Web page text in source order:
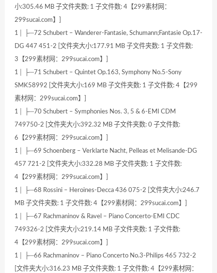
小:305.46 MB 子文件夹数: 1 子文件数: 4【299素材网：
299sucai.com】]
1│ ├─72 Schubert – Wanderer-Fantasie, Schumann;Fantasie Op.17-
DG 447 451-2 [文件夹大小:177.91 MB 子文件夹数: 1 子文件数:
3【299素材网：299sucai.com】]
1│ ├─71 Schubert – Quintet Op.163, Symphony No.5-Sony
SMK58992 [文件夹大小:169 MB 子文件夹数: 1 子文件数: 4【299
素材网：299sucai.com】]
1│ ├─70 Schubert – Symphonies Nos. 3, 5 & 6-EMI CDM
749750-2 [文件夹大小:392.32 MB 子文件夹数: 0 子文件数:
6【299素材网：299sucai.com】]
1│ ├─69 Schoenberg – Verklarte Nacht, Pelleas et Melisande-DG
457 721-2 [文件夹大小:332.28 MB 子文件夹数: 1 子文件数:
4【299素材网：299sucai.com】]
1│ ├─68 Rossini – Heroines-Decca 436 075-2 [文件夹大小:246.7
MB 子文件夹数: 1 子文件数: 4【299素材网：299sucai.com】]
1│ ├─67 Rachmaninov & Ravel – Piano Concerto-EMI CDC
749326-2 [文件夹大小:219.14 MB 子文件夹数: 1 子文件数:
4【299素材网：299sucai.com】]
1│ ├─66 Rachmaninov – Piano Concerto No.3-Philips 465 732-2
[文件夹大小:316.23 MB 子文件夹数: 1 子文件数: 4【299素材网：